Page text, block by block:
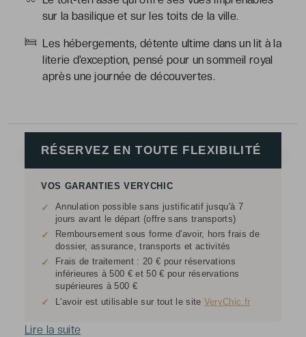
sur la basilique et sur les toits de la ville.
Les hébergements, détente ultime dans un lit à la
literie d’exception, pensé pour un sommeil royal
après une journée de découvertes.
RÉSERVEZ EN TOUTE FLEXIBILITÉ
VOS GARANTIES VERYCHIC
✓
Annulation possible sans justificatif jusqu'à 7
jours avant le départ (offre sans transports)
✓
Remboursement sous forme d'avoir, hors frais de
dossier, assurance, transports et activités
✓
Frais de traitement : 20 € pour réservations
inférieures à 500 € et 50 € pour réservations
supérieures à 500 €
✓ L'avoir est utilisable sur tout le site VeryChic.fr
Lire la suite